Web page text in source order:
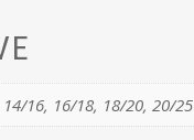
16, 16/18, 18/20, 20/25